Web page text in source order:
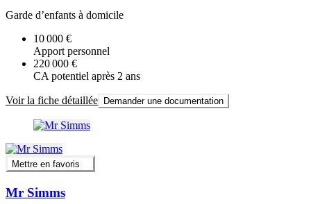
Garde d’enfants à domicile
10 000 €
Apport personnel
220 000 €
CA potentiel après 2 ans
Voir la fiche détaillée Demander une documentation
Mettre en favoris
Mr Simms